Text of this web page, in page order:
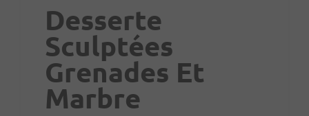
Desserte
Sculptées
Grenades Et
Marbre